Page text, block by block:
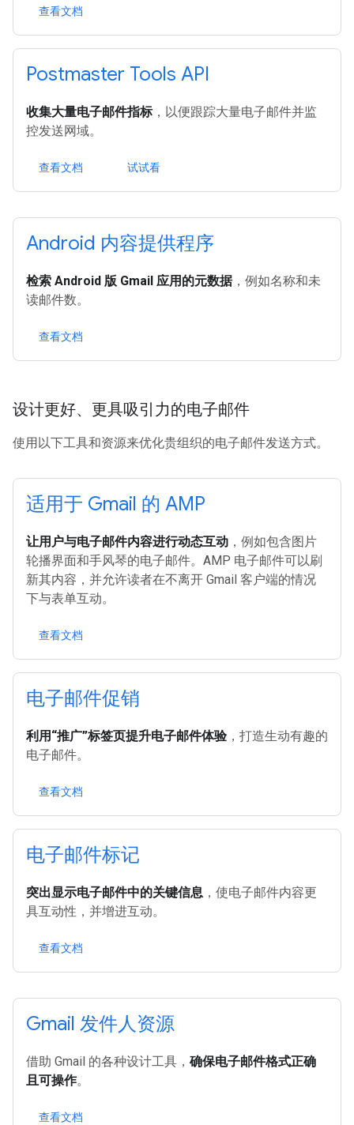
查看文档
Postmaster Tools API
收集大量电子邮件指标，以便跟踪大量电子邮件并监
控发送网域。
查看文档 试试看
Android 内容提供程序
检索 Android 版 Gmail 应用的元数据，例如名称和未
读邮件数。
查看文档
设计更好、更具吸引力的电子邮件
使用以下工具和资源来优化贵组织的电子邮件发送方式。
适用于 Gmail 的 AMP
让用户与电子邮件内容进行动态互动 ，例如包含图片
轮播界面和手风琴的电子邮件。AMP 电子邮件可以刷
新其内容，并允许读者在不离开 Gmail 客户端的情况
下与表单互动。
查看文档
电子邮件促销
利用“推广”标签页提升电子邮件体验，打造生动有趣的
电子邮件。
查看文档
电子邮件标记
突出显示电子邮件中的关键信息 ，使电子邮件内容更
具互动性，并增进互动。
查看文档
Gmail 发件人资源
借助 Gmail 的各种设计工具， 确保电子邮件格式正确
且可操作。
查看文档